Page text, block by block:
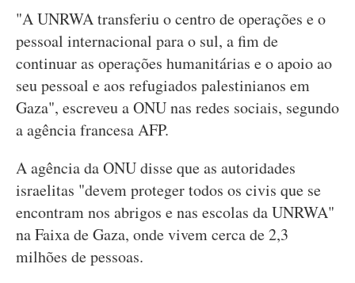
"A UNRWA transferiu o centro de operações e o
pessoal internacional para o sul, a fim de
continuar as operações humanitárias e o apoio ao
seu pessoal e aos refugiados palestinianos em
Gaza", escreveu a ONU nas redes sociais, segundo
a agência francesa AFP.
A agência da ONU disse que as autoridades
israelitas "devem proteger todos os civis que se
encontram nos abrigos e nas escolas da UNRWA"
na Faixa de Gaza, onde vivem cerca de 2,3
milhões de pessoas.